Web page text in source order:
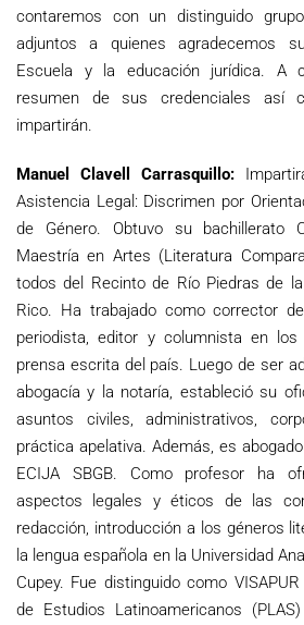
contaremos con un distinguido
adjuntos a quienes agradecemos
Escuela y la educación jurídica. A
resumen de sus credenciales así
impartirán.
Manuel Clavell Carrasquillo:
Asistencia Legal: Discrimen por
de Género. Obtuvo su bachillerato
Maestría en Artes (Literatura
todos del Recinto de Río Piedras de
Rico. Ha trabajado como corrector
periodista, editor y columnista en
prensa escrita del país. Luego de ser
abogacía y la notaría, estableció su
asuntos civiles, administrativos,
práctica apelativa. Además, es
ECIJA SBGB. Como profesor ha
aspectos legales y éticos de las
redacción, introducción a los géneros
la lengua española en la Universidad
Cupey. Fue distinguido como
de Estudios Latinoamericanos